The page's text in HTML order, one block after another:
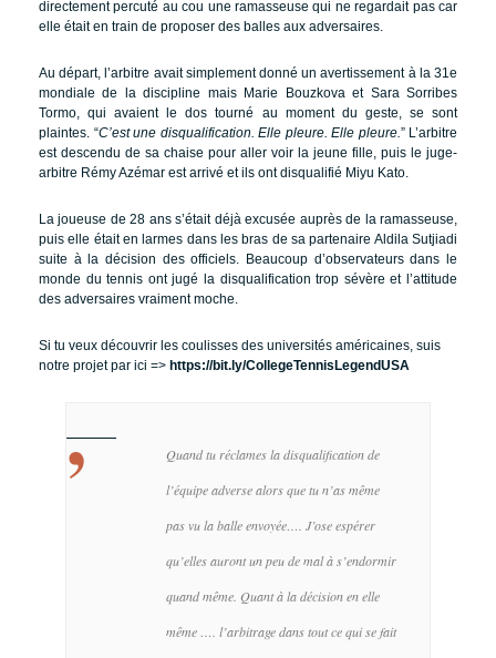
directement percuté au cou une ramasseuse qui ne regardait pas car
elle était en train de proposer des balles aux adversaires.
Au départ, l’arbitre avait simplement donné un avertissement à la 31e
mondiale de la discipline mais Marie Bouzkova et Sara Sorribes
Tormo, qui avaient le dos tourné au moment du geste, se sont
plaintes. “C’est une disqualification. Elle pleure. Elle pleure. ” L’arbitre
est descendu de sa chaise pour aller voir la jeune fille, puis le juge-
arbitre Rémy Azémar est arrivé et ils ont disqualifié Miyu Kato.
La joueuse de 28 ans s’était déjà excusée auprès de la ramasseuse,
puis elle était en larmes dans les bras de sa partenaire Aldila Sutjiadi
suite à la décision des officiels. Beaucoup d’observateurs dans le
monde du tennis ont jugé la disqualification trop sévère et l’attitude
des adversaires vraiment moche.
Si tu veux découvrir les coulisses des universités américaines, suis
notre projet par ici => https://bit.ly/CollegeTennisLegendUSA
Quand tu réclames la disqualification de
l’équipe adverse alors que tu n’as même
pas vu la balle envoyée…. J’ose espérer
qu’elles auront un peu de mal à s’endormir
quand même. Quant à la décision en elle
même …. l’arbitrage dans tout ce qui se fait